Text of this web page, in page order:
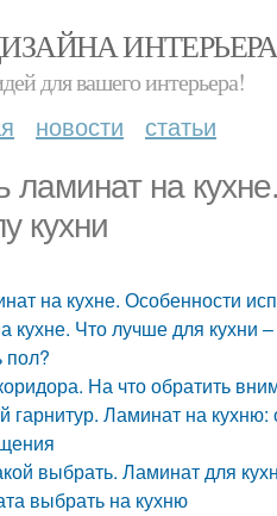
ИНТЕРЬЕРА
для вашего интерьера!
новости статьи
ламинат на
кухни
на кухне. Особенности
кухне. Что лучше для кухни
пол?
На что обратить
гарнитур. Ламинат на
выбрать. Ламинат для
выбрать на кухню